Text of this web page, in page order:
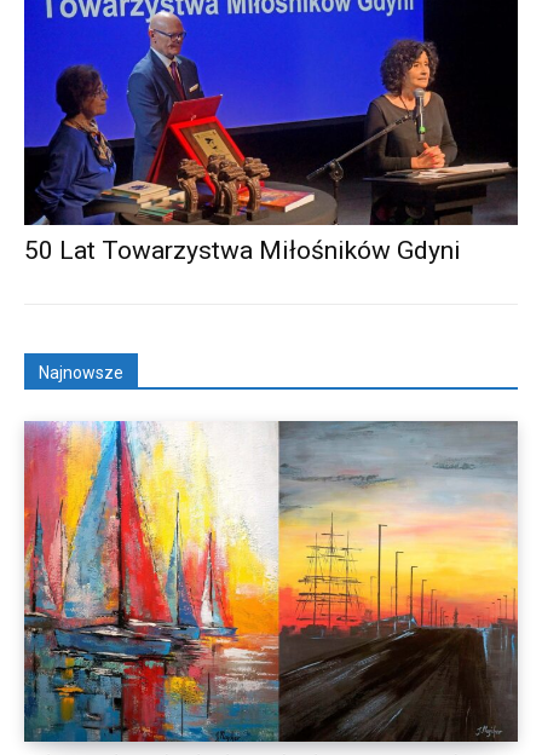
50 Lat Towarzystwa Miłośników Gdyni
Najnowsze